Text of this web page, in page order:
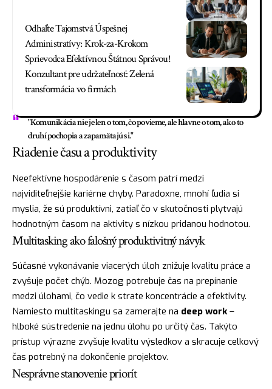
Odhaľte Tajomstvá Úspešnej
Administratívy: Krok-za-Krokom
Sprievodca Efektívnou Štátnou Správou!
Konzultant pre udržateľnosť: Zelená
transformácia vo firmách
"Komunikácia nie je len o tom, čo povieme, ale hlavne o tom, ako to
druhí pochopia a zapamätajú si."
Riadenie času a produktivity
Neefektívne hospodárenie s časom patrí medzi
najviditeľnejšie kariérne chyby. Paradoxne, mnohí ľudia si
myslia, že sú produktívni, zatiaľ čo v skutočnosti plytvajú
hodnotným časom na aktivity s nízkou pridanou hodnotou.
Multitasking ako falošný produktivitný návyk
Súčasné vykonávanie viacerých úloh znižuje kvalitu práce a
zvyšuje počet chýb. Mozog potrebuje čas na prepínanie
medzi úlohami, čo vedie k strate koncentrácie a efektivity.
Namiesto multitaskingu sa zamerajte na deep work–
hlboké sústredenie na jednu úlohu po určitý čas. Takýto
prístup výrazne zvyšuje kvalitu výsledkov a skracuje celkový
čas potrebný na dokončenie projektov.
Nesprávne stanovenie priorít